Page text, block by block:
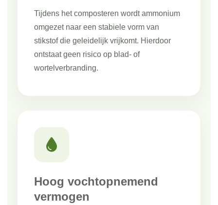
Tijdens het composteren wordt ammonium
omgezet naar een stabiele vorm van
stikstof die geleidelijk vrijkomt. Hierdoor
ontstaat geen risico op blad- of
wortelverbranding.
Hoog vochtopnemend
vermogen